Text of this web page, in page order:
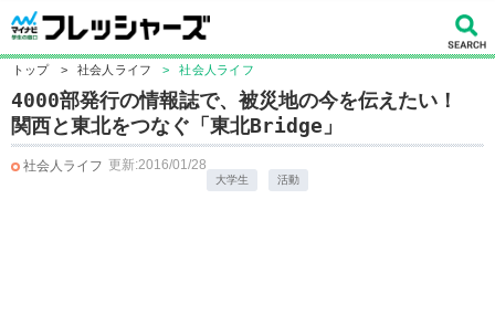
トップ > 社会人ライフ > 社会人ライフ
4000部発行の情報誌で、被災地の今を伝えたい！
関西と東北をつなぐ「東北Bridge」
社会人ライフ 更新:2016/01/28
大学生 活動